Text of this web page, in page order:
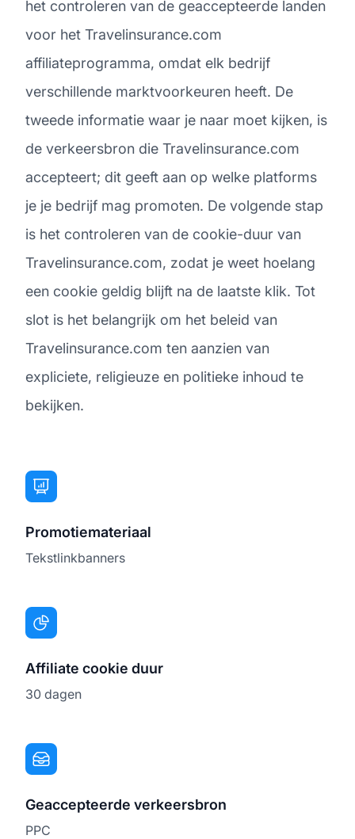
het controleren van de geaccepteerde landen
voor het Travelinsurance.com
affiliateprogramma, omdat elk bedrijf
verschillende marktvoorkeuren heeft. De
tweede informatie waar je naar moet kijken, is
de verkeersbron die Travelinsurance.com
accepteert; dit geeft aan op welke platforms
je je bedrijf mag promoten. De volgende stap
is het controleren van de cookie-duur van
Travelinsurance.com, zodat je weet hoelang
een cookie geldig blijft na de laatste klik. Tot
slot is het belangrijk om het beleid van
Travelinsurance.com ten aanzien van
expliciete, religieuze en politieke inhoud te
bekijken.
Promotiemateriaal
Tekstlinkbanners
Affiliate cookie duur
30 dagen
Geaccepteerde verkeersbron
PPC